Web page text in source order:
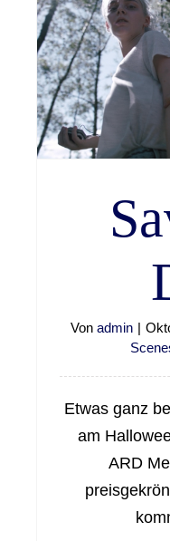
Von admin |
Etwas ganz
am
ARD